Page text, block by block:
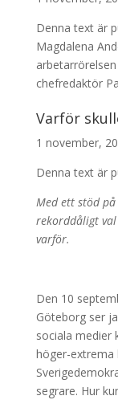
Denna text är
Magdalena
chefredaktör
Varför
1 november,
Denna text är
Med ett stöd
rekorddåligt
varför.
Den 10
Göteborg ser
sociala medier
höger-
segrare. Hur